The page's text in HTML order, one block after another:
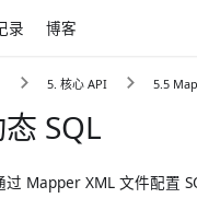
录 博客
5. 核心 API 5.5
SQL
过 Mapper XML 文件配置